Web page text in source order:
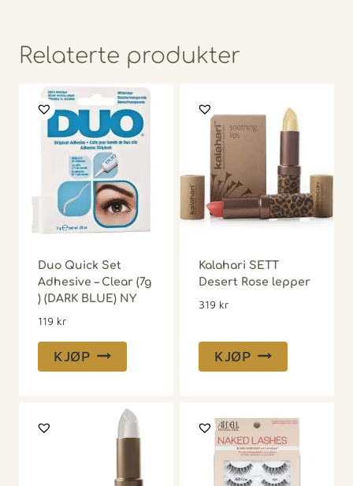
Relaterte produkter
Duo Quick Set
Adhesive – Clear (7g
) (DARK BLUE) NY
119 kr
KJØP
Kalahari SETT
Desert Rose lepper
319 kr
KJØP